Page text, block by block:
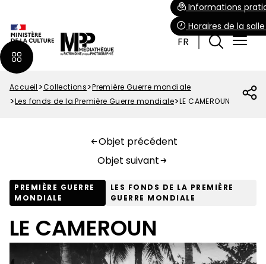
au
contenu
principal
FR
Informations
Horaires de la
Fil
Accueil Collections
Première Guerre mondiale
Les fonds de la Première Guerre mondiale LE CAMEROUN
PREMIÈRE GUERRE
MONDIALE
LES FONDS DE LA PREMIÈRE
GUERRE MONDIALE
LE CAMEROUN
Objet précédent
Objet suivant